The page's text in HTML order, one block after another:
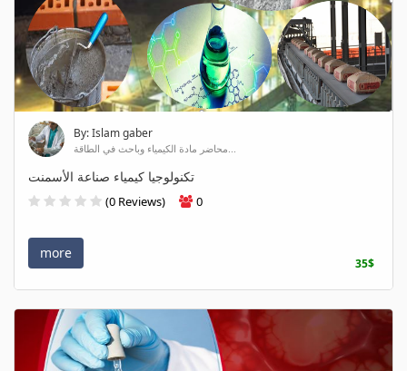
By: Islam gaber
محاضر مادة الكيمياء وباحث في الطاقة...
تكنولوجيا كيمياء صناعة الأسمنت
(0 Reviews) 0
more
35$